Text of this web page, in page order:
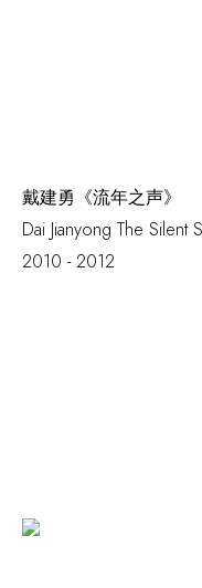
戴建勇《流年之声》
Dai Jianyong The Silent
2010 - 2012